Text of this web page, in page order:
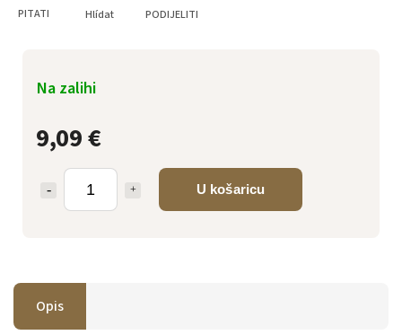
9,09 €
U košaricu
Na zalihi
PITATI Hlídat PODIJELITI
Opis